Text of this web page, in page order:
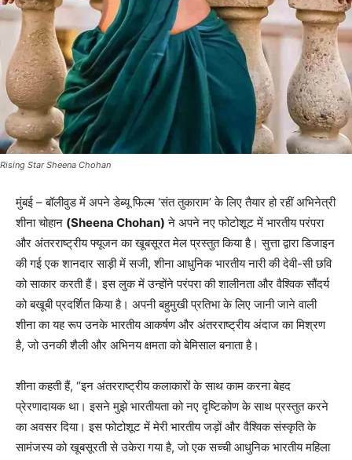
Rising Star Sheena Chohan
मुंबई – बॉलीवुड में अपने डेब्यू फिल्म ‘संत तुकाराम’ के लिए तैयार हो रहीं अभिनेत्री
शीना चोहान (Sheena Chohan) ने अपने नए फोटोशूट में भारतीय परंपरा
और अंतरराष्ट्रीय फ्यूजन का खूबसूरत मेल प्रस्तुत किया है। सुत्ता द्वारा डिजाइन
की गई एक शानदार साड़ी में सजी, शीना आधुनिक भारतीय नारी की देवी-सी छवि
को साकार करती हैं। इस लुक में उन्होंने परंपरा की शालीनता और वैश्विक सौंदर्य
को बखूबी प्रदर्शित किया है। अपनी बहुमुखी प्रतिभा के लिए जानी जाने वाली
शीना का यह रूप उनके भारतीय आकर्षण और अंतरराष्ट्रीय अंदाज का मिश्रण
है, जो उनकी शैली और अभिनय क्षमता को बेमिसाल बनाता है।
शीना कहती हैं, “इन अंतरराष्ट्रीय कलाकारों के साथ काम करना बेहद
प्रेरणादायक था। इसने मुझे भारतीयता को नए दृष्टिकोण के साथ प्रस्तुत करने
का अवसर दिया। इस फोटोशूट में मेरी भारतीय जड़ों और वैश्विक संस्कृति के
सामंजस्य को खूबसूरती से उकेरा गया है, जो एक सच्ची आधुनिक भारतीय महिला